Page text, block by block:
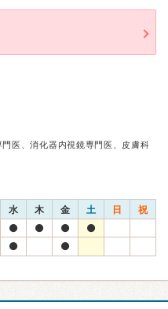
医、消化器内視鏡専門医、皮膚科
水 木 金 土 日 祝